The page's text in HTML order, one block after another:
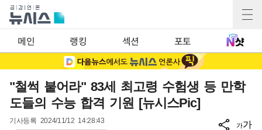
메인 랭킹 섹션 포토
"철썩 붙어라" 83세 최고령 수험생 등 만학
도들의 수능 합격 기원 [뉴시스Pic]
기사등록 2024/11/12 14:28:43
가가